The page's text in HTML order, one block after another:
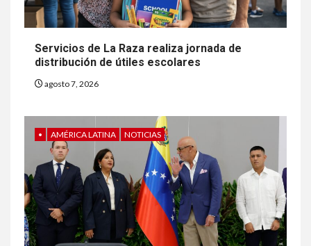
Servicios de La Raza realiza jornada de
distribución de útiles escolares
agosto 7, 2026
• AMÉRICA LATINA NOTICIAS